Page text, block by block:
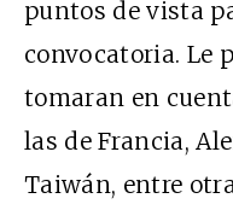
puntos de vista
convocatoria. Le
tomaran en
las de Francia,
Taiwán, entre